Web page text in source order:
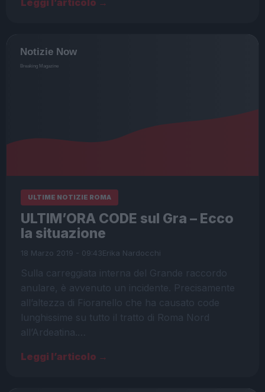
ULTIME NOTIZIE ROMA
ULTIM’ORA CODE sul Gra – Ecco
la situazione
18 Marzo 2019 - 09:43Erika Nardocchi
Sulla carreggiata interna del Grande raccordo
anulare, è avvenuto un incidente. Precisamente
all’altezza di Fioranello che ha causato code
lunghissime su tutto il tratto di Roma Nord
all’Ardeatina.…
Leggi l’articolo →